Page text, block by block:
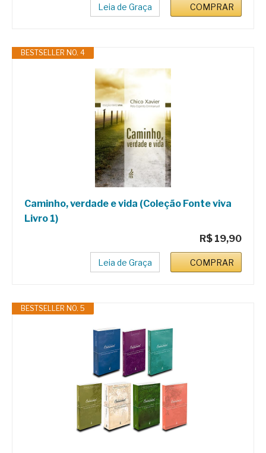
Leia de Graça COMPRAR
BESTSELLER NO. 4
Caminho, verdade e vida (Coleção Fonte viva
Livro 1)
R$ 19,90
Leia de Graça COMPRAR
BESTSELLER NO. 5